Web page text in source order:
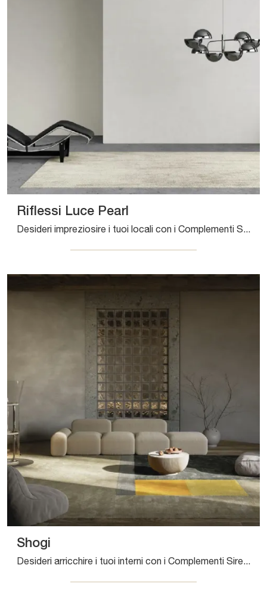
Riflessi Luce Pearl
Desideri impreziosire i tuoi locali con i Complementi Sirecom? Ecco qui differenti modelli di tappeti in tessuto come Riflessi Luce Pearl.
Shogi
Desideri arricchire i tuoi interni con i Complementi Sirecom? Ti presentiamo differenti modelli di tappeti in tessuto come Shogi.